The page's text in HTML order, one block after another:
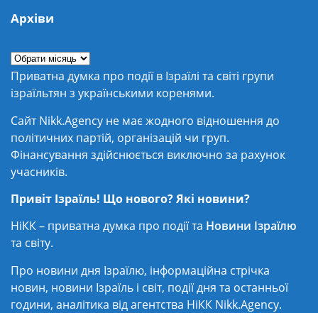
Архіви
Приватна думка про події в Ізраїлі та світі групи
ізраїльтян з українськими коренями.
Сайт Nikk.Agency не має жодного відношення до
політичних партій, організацій чи груп.
Фінансування здійснюється виключно за рахунок
учасників.
Привіт Ізраїль! Що нового? Які новини?
НіКК – приватна думка про події та Новини Ізраїлю
та світу.
Про новини дня Ізраїлю, інформаційна стрічка
новин, новини Ізраїль і світ, події дня та останньої
години, аналітика від агентства НіКК Nikk.Agency.